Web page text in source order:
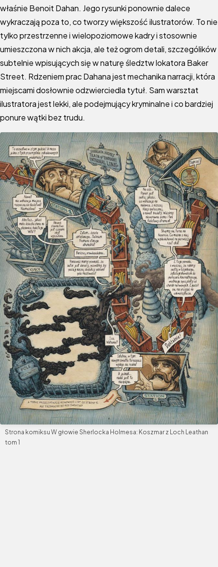
właśnie Benoit Dahan. Jego rysunki ponownie dalece
wykraczają poza to, co tworzy większość ilustratorów. To nie
tylko przestrzenne i wielopoziomowe kadry i stosownie
umieszczona w nich akcja, ale też ogrom detali, szczególików
subtelnie wpisujących się w naturę śledztw lokatora Baker
Street. Rdzeniem prac Dahana jest mechanika narracji, która
miejscami dosłownie odzwierciedla tytuł. Sam warsztat
ilustratora jest lekki, ale podejmujący kryminalne i co bardziej
ponure wątki bez trudu.
Strona komiksu W głowie Sherlocka Holmesa: Koszmar z Loch Leathan
tom 1